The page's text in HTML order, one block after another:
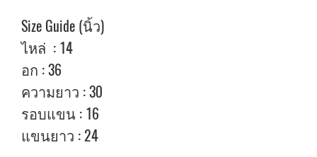
Size Guide (นิ้ว)
ไหล่ : 14
อก : 36
ความยาว : 30
รอบแขน : 16
แขนยาว : 24